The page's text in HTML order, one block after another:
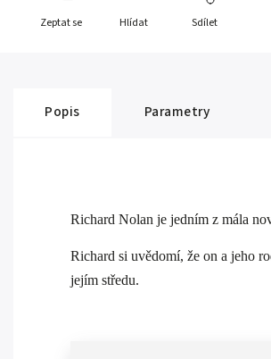
Zeptat se Hlídat Sdílet
Popis Parametry
Richard Nolan je jedním z mála
Richard si uvědomí, že on a jeho
jejím středu.